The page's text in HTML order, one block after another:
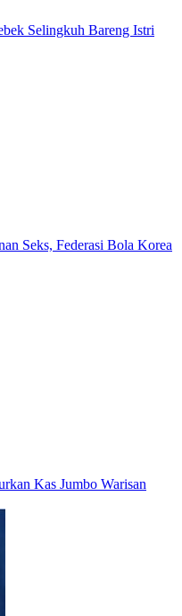
Selingkuh Bareng Istri
Seks, Federasi Bola Korea
Kas Jumbo Warisan